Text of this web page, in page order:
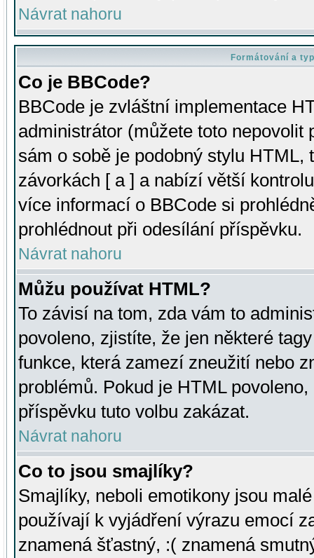
Návrat nahoru
Formátování a
Co je BBCode?
BBCode je zvláštní implementace
administrátor (můžete toto
sám o sobě je podobný stylu HTML,
závorkách [ a ] a nabízí větší
více informací o BBCode si
prohlédnout při odesílání příspěvku.
Návrat nahoru
Můžu používat HTML?
To závisí na tom, zda vám to
povoleno, zjistíte, že jen některé
funkce, která zamezí zneužití nebo
problémů. Pokud je HTML
příspěvku tuto volbu zakázat.
Návrat nahoru
Co to jsou smajlíky?
Smajlíky, neboli emotikony jsou
používají k vyjádření výrazu emocí
znamená šťastný, :( znamená